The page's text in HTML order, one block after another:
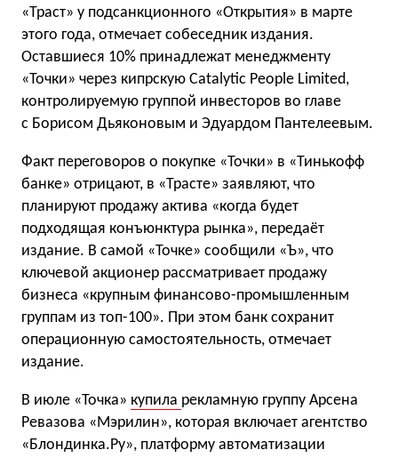
«Траст» у подсанкционного «Открытия» в марте
этого года, отмечает собеседник издания.
Оставшиеся 10% принадлежат менеджменту
«Точки» через кипрскую Catalytic People Limited,
контролируемую группой инвесторов во главе
с Борисом Дьяконовым и Эдуардом Пантелеевым.
Факт переговоров о покупке «Точки» в «Тинькофф
банке» отрицают, в «Трасте» заявляют, что
планируют продажу актива «когда будет
подходящая конъюнктура рынка», передаёт
издание. В самой «Точке» сообщили «Ъ», что
ключевой акционер рассматривает продажу
бизнеса «крупным финансово-промышленным
группам из топ-100». При этом банк сохранит
операционную самостоятельность, отмечает
издание.
В июле «Точка» купила рекламную группу Арсена
Ревазова «Мэрилин», которая включает агентство
«Блондинка.Ру», платформу автоматизации